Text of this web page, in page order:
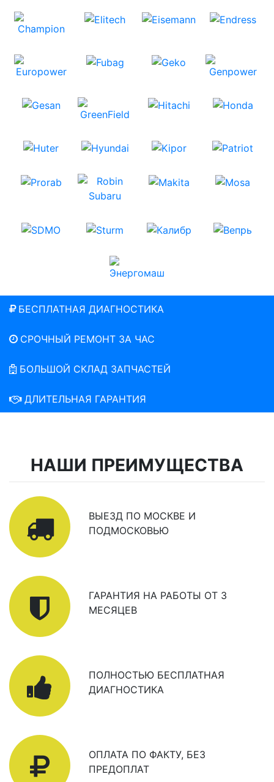
БЕСПЛАТНАЯ ДИАГНОСТИКА
СРОЧНЫЙ РЕМОНТ ЗА ЧАС
БОЛЬШОЙ СКЛАД ЗАПЧАСТЕЙ
ДЛИТЕЛЬНАЯ ГАРАНТИЯ
НАШИ ПРЕИМУЩЕСТВА
ВЫЕЗД ПО МОСКВЕ И
ПОДМОСКОВЬЮ
ГАРАНТИЯ НА РАБОТЫ ОТ 3
МЕСЯЦЕВ
ПОЛНОСТЬЮ БЕСПЛАТНАЯ
ДИАГНОСТИКА
ОПЛАТА ПО ФАКТУ, БЕЗ
ПРЕДОПЛАТ